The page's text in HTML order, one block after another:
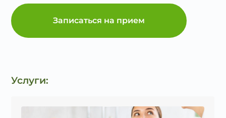
Записаться на прием
Услуги: